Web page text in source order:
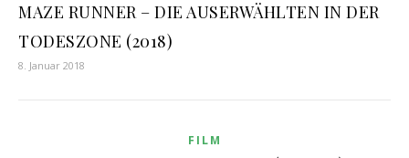
MAZE RUNNER – DIE AUSERWÄHLTEN IN DER
TODESZONE (2018)
8. Januar 2018
FILM